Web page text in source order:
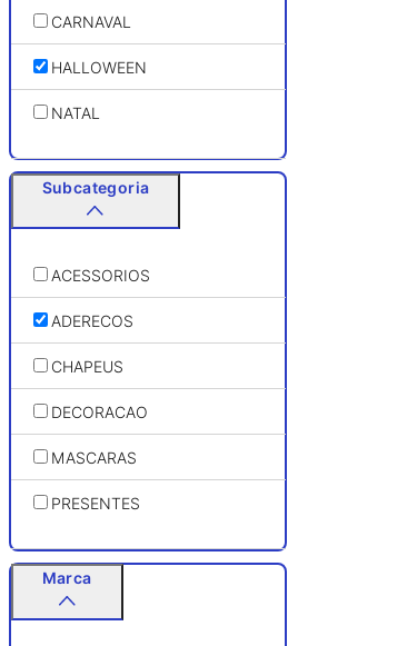
CARNAVAL
HALLOWEEN
NATAL
Subcategoria
ACESSORIOS
ADERECOS
CHAPEUS
DECORACAO
MASCARAS
PRESENTES
Marca